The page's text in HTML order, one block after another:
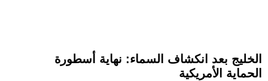
الخليج بعد انكشاف السماء: نهاية أسطورة
الحماية الأمريكية